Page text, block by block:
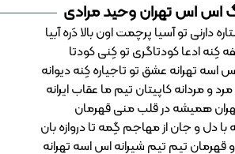
اس اس تهران وحید مرادی
دارنی تو آسیا پرچمت اون بالا دَره آبیا
کِنه ادعا کودتاگری تو کِنی کودتا
اسه تهرانه عشق تو تاجیاره کِنه دیوانه
و مردانه کاپیتان تیم ما عقاب ایرانه
همیشه در قلب منی قهرمان
دل و جان از مهاجم گِمه تا دروازه بان
قهرمان تیم تیم شیرانه اس اسه تهرانه